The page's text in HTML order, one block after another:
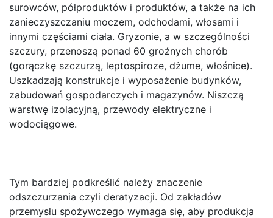
surowców, półproduktów i produktów, a także na ich
zanieczyszczaniu moczem, odchodami, włosami i
innymi częściami ciała. Gryzonie, a w szczególności
szczury, przenoszą ponad 60 groźnych chorób
(gorączkę szczurzą, leptospiroze, dżume, włośnice).
Uszkadzają konstrukcje i wyposażenie budynków,
zabudowań gospodarczych i magazynów. Niszczą
warstwę izolacyjną, przewody elektryczne i
wodociągowe.
Tym bardziej podkreślić należy znaczenie
odszczurzania czyli deratyzacji. Od zakładów
przemysłu spożywczego wymaga się, aby produkcja